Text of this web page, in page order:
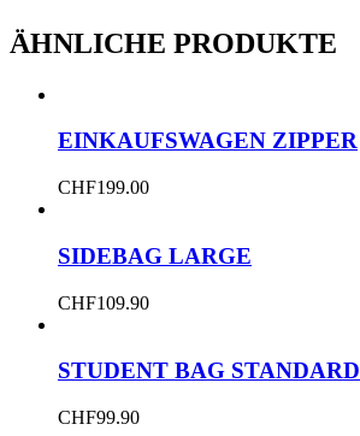
ÄHNLICHE PRODUKTE
EINKAUFSWAGEN ZIPPER
CHF199.00
SIDEBAG LARGE
CHF109.90
STUDENT BAG STANDARD
CHF99.90